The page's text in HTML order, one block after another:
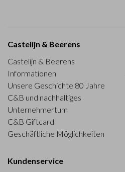
Castelijn & Beerens
Castelijn & Beerens
Informationen
Unsere Geschichte 80 Jahre
C&B und nachhaltiges
Unternehmertum
C&B Giftcard
Geschäftliche Möglichkeiten
Kundenservice